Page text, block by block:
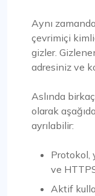
Aynı
çevrimiçi
gizler.
adresiniz ve
Aslında
olarak
ayrılabilir:
Protokol,
ve
Aktif